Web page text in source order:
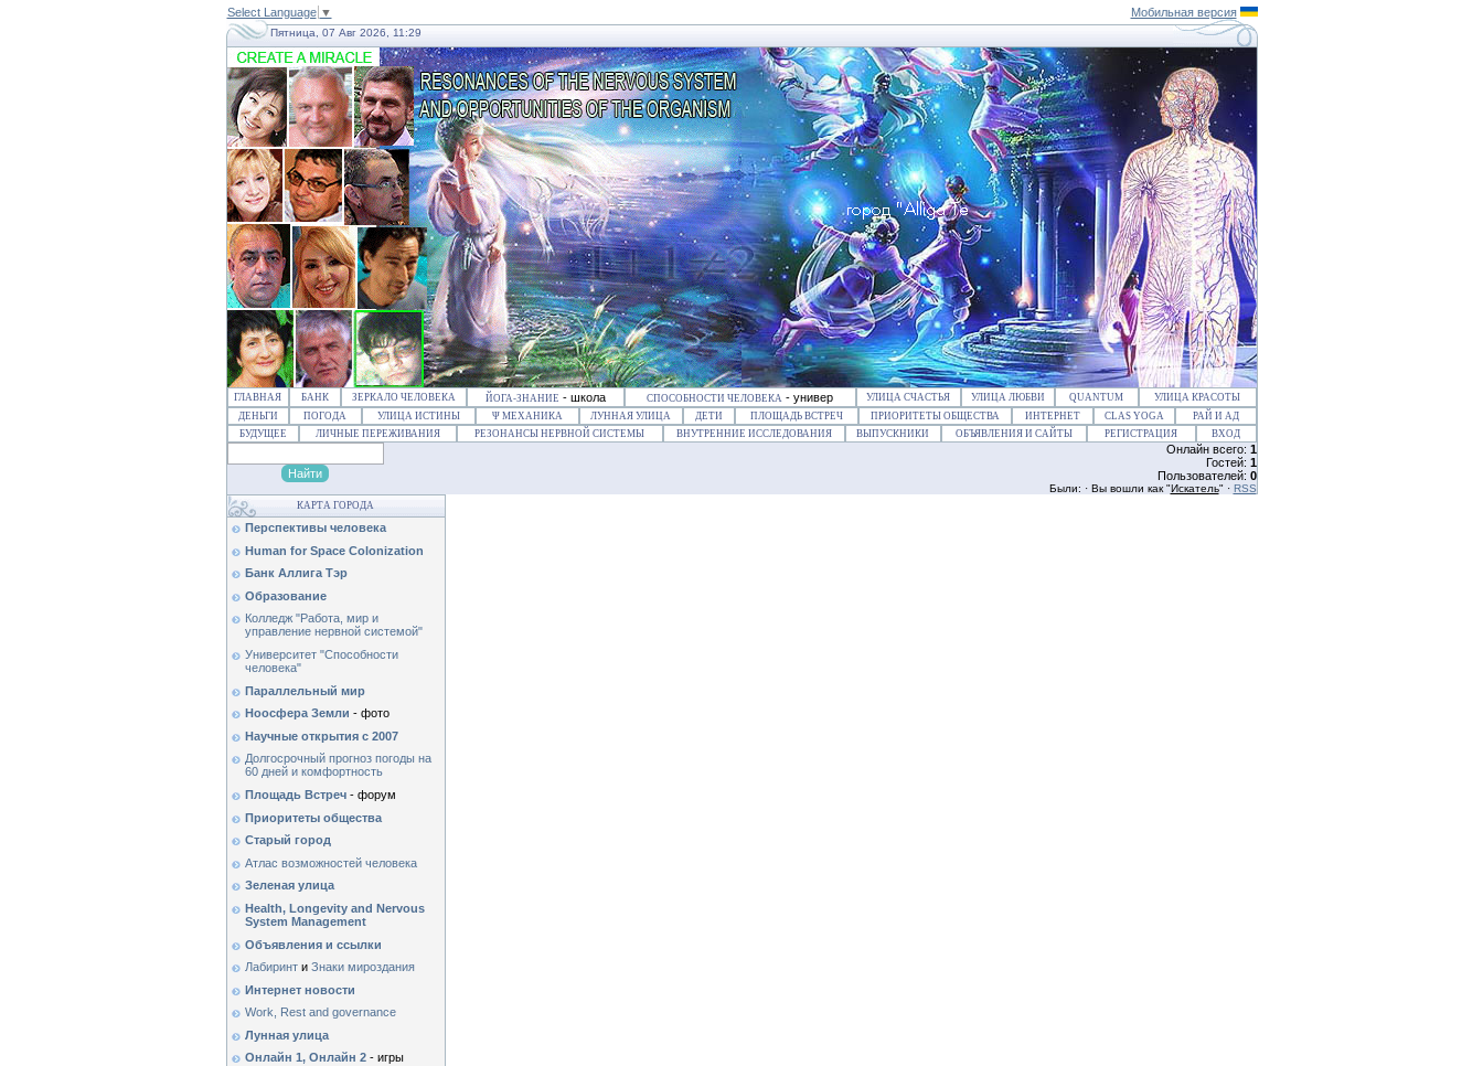
Select Language ▼ Мобильная версия
Пятница, 07 Авг 2026, 11:29
ГЛАВНАЯ БАНК ЗЕРКАЛО ЧЕЛОВЕКА ЙОГА-ЗНАНИЕ - школа СПОСОБНОСТИ ЧЕЛОВЕКА - универ УЛИЦА СЧАСТЬЯ УЛИЦА ЛЮБВИ QUANTUM
УЛИЦА КРАСОТЫ
ДЕНЬГИ
ПОГОДА УЛИЦА ИСТИНЫ Ψ МЕХАНИКА ЛУННАЯ УЛИЦА ДЕТИ ПЛОЩАДЬ ВСТРЕЧ ПРИОРИТЕТЫ ОБЩЕСТВА ИНТЕРНЕТ CLAS YOGA
РАЙ И АД
БУДУЩЕЕ
ЛИЧНЫЕ ПЕРЕЖИВАНИЯ РЕЗОНАНСЫ НЕРВНОЙ СИСТЕМЫ ВНУТРЕННИЕ ИССЛЕДОВАНИЯ ВЫПУСКНИКИ ОБЪЯВЛЕНИЯ И САЙТЫ РЕГИСТРАЦИЯ ВХОД
Онлайн всего: 1
Гостей: 1
Пользователей: 0
Были: · Вы вошли как "Искатель" · RSS
КАРТА ГОРОДА
Перспективы человека
Human for Space Colonization
Банк Аллига Тэр
Образование
Колледж "Работа, мир и
управление нервной системой"
Университет "Способности
человека"
Параллельный мир
Ноосфера Земли - фото
Научные открытия с 2007
Долгосрочный прогноз погоды на
60 дней и комфортность
Площадь Встреч- форум
Приоритеты общества
Старый город
Атлас возможностей человека
Зеленая улица
Health, Longevity and Nervous
System Management
Объявления и ссылки
Лабиринти Знаки мироздания
Интернет новости
Work, Rest and governance
Лунная улица
Онлайн 1, Онлайн 2- игры